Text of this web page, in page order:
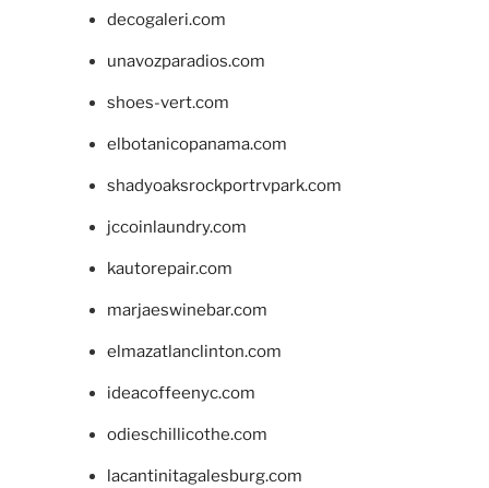
decogaleri.com
unavozparadios.com
shoes-vert.com
elbotanicopanama.com
shadyoaksrockportrvpark.com
jccoinlaundry.com
kautorepair.com
marjaeswinebar.com
elmazatlanclinton.com
ideacoffeenyc.com
odieschillicothe.com
lacantinitagalesburg.com